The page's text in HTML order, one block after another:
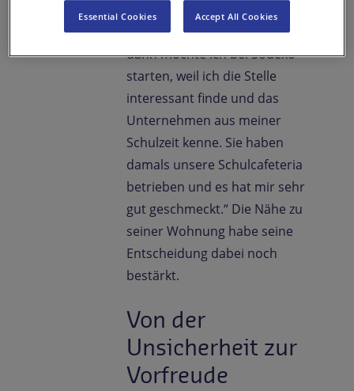
beworben, aber für mich war
klar: Wenn ich die Wahl habe,
dann möchte ich bei Sodexo
starten, weil ich die Stelle
interessant finde und das
Unternehmen aus meiner
Schulzeit kenne. Sie haben
damals unsere Schulcafeteria
betrieben und es hat mir sehr
gut geschmeckt.“ Die Nähe zu
seiner Wohnung habe seine
Entscheidung dabei noch
bestärkt.
Von der
Unsicherheit zur
Vorfreude
Essential Cookies Accept All Cookies